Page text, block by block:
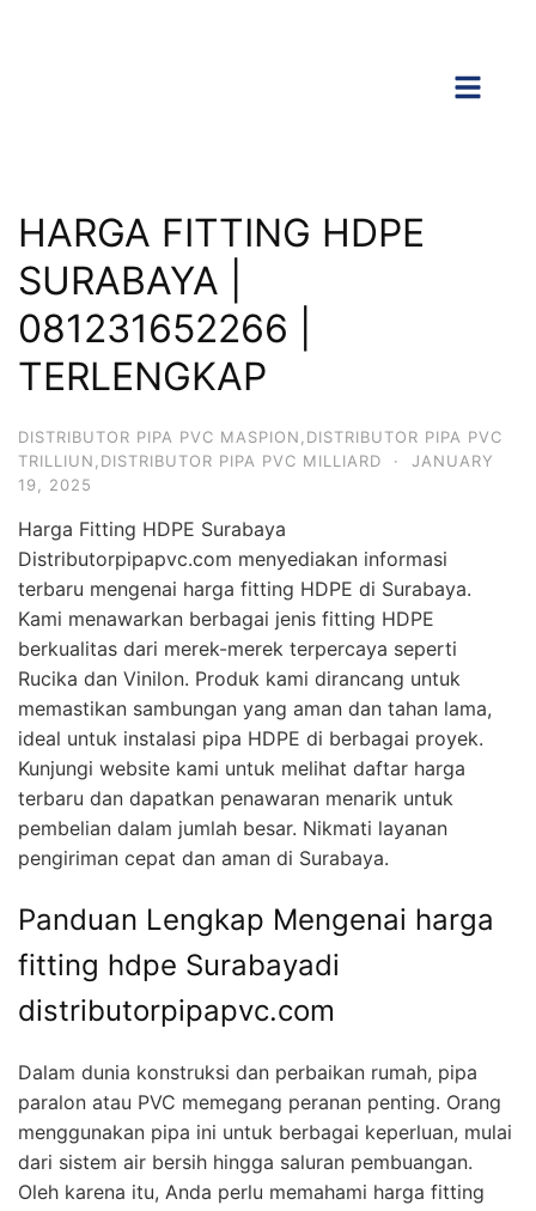
HARGA FITTING HDPE
SURABAYA |
081231652266 |
TERLENGKAP
DISTRIBUTOR PIPA PVC MASPION,DISTRIBUTOR PIPA PVC
TRILLIUN,DISTRIBUTOR PIPA PVC MILLIARD
·
JANUARY
19, 2025
Harga Fitting HDPE Surabaya
Distributorpipapvc.com menyediakan informasi
terbaru mengenai harga fitting HDPE di Surabaya.
Kami menawarkan berbagai jenis fitting HDPE
berkualitas dari merek-merek terpercaya seperti
Rucika dan Vinilon. Produk kami dirancang untuk
memastikan sambungan yang aman dan tahan lama,
ideal untuk instalasi pipa HDPE di berbagai proyek.
Kunjungi website kami untuk melihat daftar harga
terbaru dan dapatkan penawaran menarik untuk
pembelian dalam jumlah besar. Nikmati layanan
pengiriman cepat dan aman di Surabaya.
Panduan Lengkap Mengenai harga
fitting hdpe Surabayadi
distributorpipapvc.com
Dalam dunia konstruksi dan perbaikan rumah, pipa
paralon atau PVC memegang peranan penting. Orang
menggunakan pipa ini untuk berbagai keperluan, mulai
dari sistem air bersih hingga saluran pembuangan.
Oleh karena itu, Anda perlu memahami harga fitting